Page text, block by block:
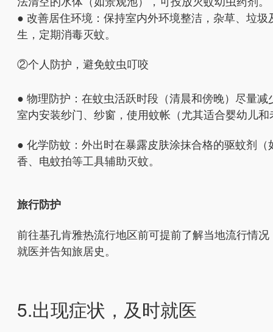
● 改善居住环境：保持室内外环境整洁，杂草、垃
生，定期消毒灭蚊。
②个人防护，避免蚊虫叮咬
● 物理防护：在蚊虫活跃时段（清晨和傍晚）尽量
室内安装纱门、纱窗，使用蚊帐（尤其适合婴幼儿和
● 化学防蚊：外出时在暴露皮肤涂抹合格的驱蚊剂
香、电蚊拍等工具辅助灭蚊。
旅行防护
前往基孔肯雅热流行地区前可提前了解当地流行情
就医并告知旅居史。
5.出现症状，及时就医